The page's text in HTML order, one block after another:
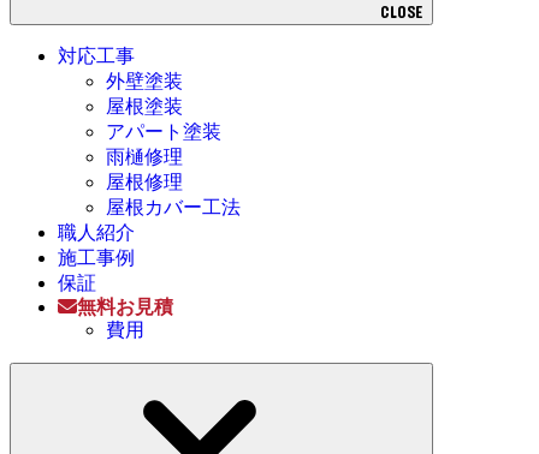
CLOSE
対応工事
外壁塗装
屋根塗装
アパート塗装
雨樋修理
屋根修理
屋根カバー工法
職人紹介
施工事例
保証
無料お見積
費用